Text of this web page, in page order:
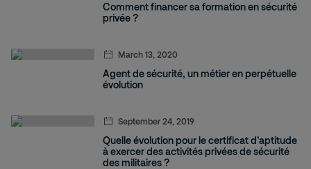
Comment financer sa formation en sécurité
privée ?
March 13, 2020
Agent de sécurité, un métier en perpétuelle
évolution
September 24, 2019
Quelle évolution pour le certificat d’aptitude
à exercer des activités privées de sécurité
des militaires ?